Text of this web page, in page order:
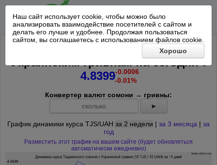
Наш сайт использует cookie, чтобы можно было
анализировать взаимодействие посетителей с сайтом и
делать его лучше и удобнее. Продолжая пользоваться
сайтом, вы соглашаетесь с использованием файлов cookie.
Хорошо
Курс 10 Таджикских сомони к 10
Украинским гривнам насегодня*:
4.8399-0.0006
-0.01%
Конвертер валют сомони → гривны:
►
График динамики курса TJS/UAH за 2 недели | за 3 месяца | за
год
Разместить этот график на вашем сайте (будет обновляться
автоматически ежедневно)